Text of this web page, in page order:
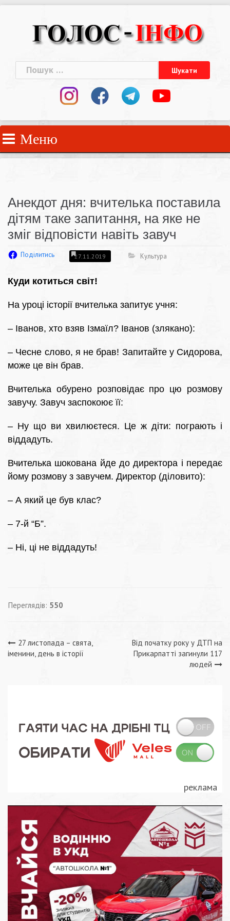
Пошук:
Меню
Анекдот дня: вчителька поставила
дітям таке запитання, на яке не
зміг відповісти навіть завуч
Поділитись 27.11.2019 Культура
Куди котиться світ!
На уроці історії вчителька запитує учня:
– Іванов, хто взяв Ізмаїл? Іванов (злякано):
– Чесне слово, я не брав! Запитайте у Сидорова,
може це він брав.
Вчителька обурено розповідає про цю розмову
завучу. Завуч заспокоює її:
– Ну що ви хвилюєтеся. Це ж діти: пограють і
віддадуть.
Вчителька шокована йде до директора і передає
йому розмову з завучем. Директор (діловито):
– А який це був клас?
– 7-й “Б”.
– Ні, ці не віддадуть!
Переглядів: 550
Навігація
27 листопада – свята,
іменини, день в історії
Від початку року у ДТП на
Прикарпатті загинули 117
людей